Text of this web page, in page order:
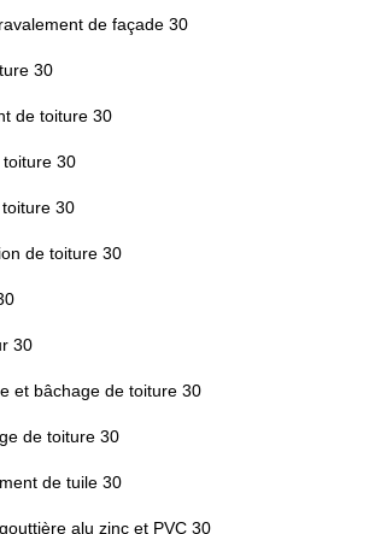
de façade 30
30
de toiture 30
toiture 30
30
de toiture 30
30
et bâchage de toiture 30
de toiture 30
de tuile 30
alu zinc et PVC 30